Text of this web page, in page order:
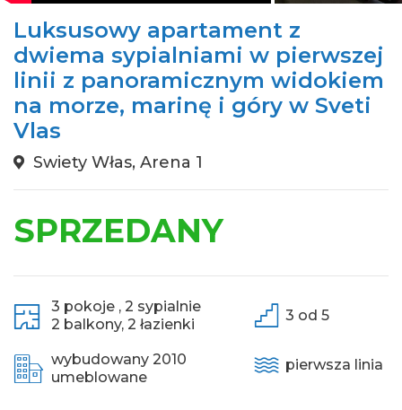
Luksusowy apartament z
dwiema sypialniami w pierwszej
linii z panoramicznym widokiem
na morze, marinę i góry w Sveti
Vlas
Swiety Włas, Arena 1
SPRZEDANY
3 pokoje , 2 sypialnie
2 balkony, 2 łazienki
wybudowany 2010
umeblowane
3 od 5
pierwsza linia